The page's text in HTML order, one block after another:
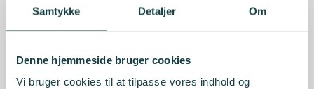
Samtykke Detaljer Om
Denne hjemmeside bruger cookies
Vi bruger cookies til at tilpasse vores indhold og